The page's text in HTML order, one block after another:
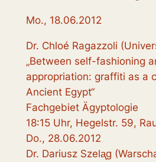
Mo., 18.06.2012
Dr. Chloé Ragazzoli
„Between self-fashioning
appropriation: graffiti as a
Ancient Egypt“
Fachgebiet Ägyptologie
18:15 Uhr, Hegelstr. 59,
Do., 28.06.2012
Dr. Dariusz Szelᶏg